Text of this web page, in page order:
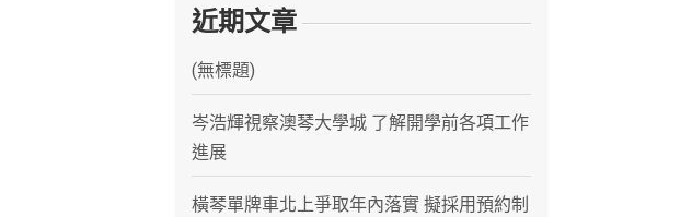
近期文章
(無標題)
岑浩輝視察澳琴大學城 了解開學前各項工作
進展
橫琴單牌車北上爭取年內落實 擬採用預約制